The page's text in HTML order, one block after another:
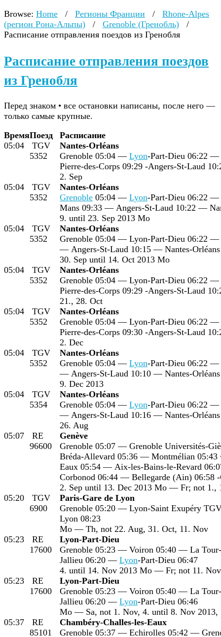
Browse: Home / Регионы Франции /
Rhone-Alpes
(регион Рона-Альпы)
/ Grenoble (Гренобль)
/
Расписание отправления поездов из Гренобля
Расписание отправления поездов
из Гренобля
Перед знаком • все остановки написаны, после него —
только самые крупные.
ВремяПоезд
Расписание
05:04
TGV
5352
Nantes-Orléans
Grenoble 05:04 — Lyon-Part-Dieu 06:22
Pierre-des-Corps 09:29 -Angers-St-Laud
2. Sep
05:04
TGV
5352
Nantes-Orléans
Grenoble 05:04 — Lyon-Part-Dieu 06:22
Mans 09:33 — Angers-St-Laud 10:22 —
9. until 23. Sep 2013 Mo
05:04
TGV
5352
Nantes-Orléans
Grenoble 05:04 — Lyon-Part-Dieu 06:22 —
— Angers-St-Laud 10:15 — Nantes-Orléans
30. Sep until 14. Oct 2013 Mo
05:04
TGV
5352
Nantes-Orléans
Grenoble 05:04 — Lyon-Part-Dieu 06:22
Pierre-des-Corps 09:29 -Angers-St-Laud
21., 28. Oct
05:04
TGV
5352
Nantes-Orléans
Grenoble 05:04 — Lyon-Part-Dieu 06:22
Pierre-des-Corps 09:30 -Angers-St-Laud
2. Dec
05:04
TGV
5352
Nantes-Orléans
Grenoble 05:04 — Lyon-Part-Dieu 06:22 —
— Angers-St-Laud 10:10 — Nantes-Orléans
9. Dec 2013
05:04
TGV
5354
Nantes-Orléans
Grenoble 05:04 — Lyon-Part-Dieu 06:22 —
— Angers-St-Laud 10:16 — Nantes-Orléans
26. Aug
05:07
RE
96600
Genève
Grenoble 05:07 — Grenoble Universités-
Bréda-Allevard 05:36 — Montmélian 05:43
Eaux 05:54 — Aix-les-Bains-le-Revard
Corbonod 06:44 — Bellegarde (Ain) 06:58 -
2. Sep until 13. Dec 2013 Mo — Fr; not 1.,
05:20
TGV
6900
Paris-Gare de Lyon
Grenoble 05:20 — Lyon-Saint Exupéry
Lyon 08:23
Mo — Th, not 22. Aug, 31. Oct, 11. Nov
05:23
RE
17600
Lyon-Part-Dieu
Grenoble 05:23 — Voiron 05:40 — La
Jallieu 06:20 — Lyon-Part-Dieu 06:47
4. until 14. Nov 2013 Mo — Fr; not 11. Nov
05:23
RE
17600
Lyon-Part-Dieu
Grenoble 05:23 — Voiron 05:40 — La
Jallieu 06:20 — Lyon-Part-Dieu 06:46
Mo — Sa, not 1. Nov, 4. until 8. Nov 2013,
05:37
RE
85101
Chambéry-Challes-les-Eaux
Grenoble 05:37 — Echirolles 05:42 —